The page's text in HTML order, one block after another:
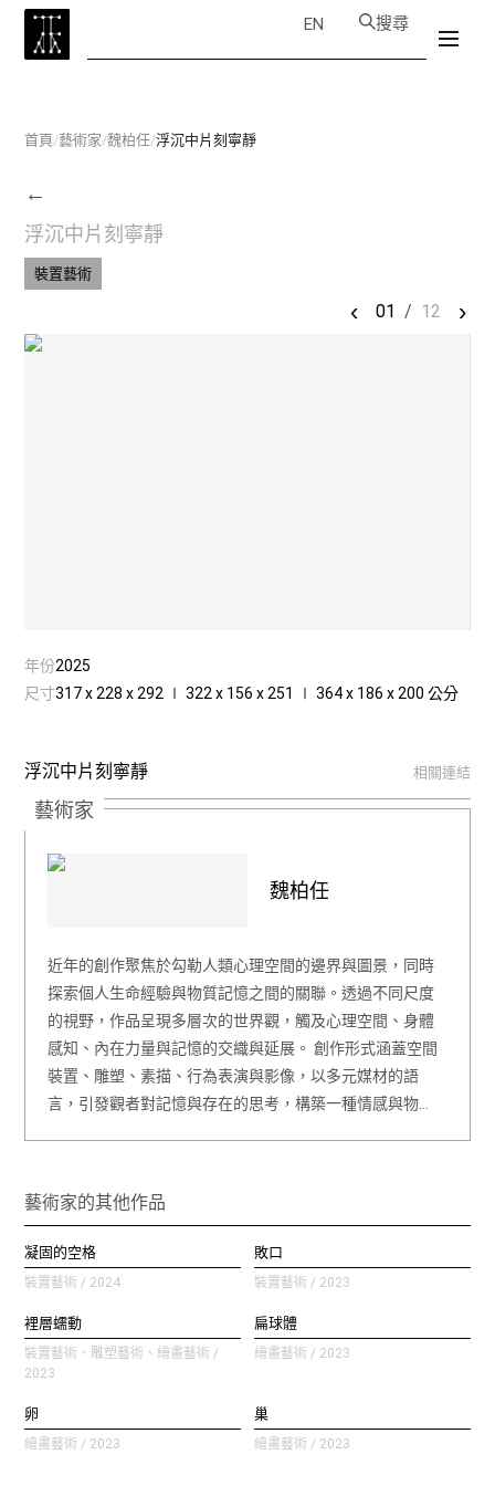
EN 搜尋
首頁/藝術家/魏柏任/浮沉中片刻寧靜
←
浮沉中片刻寧靜
裝置藝術
‹ 01 / 12 ›
年份2025
尺寸317 x 228 x 292 ∣ 322 x 156 x 251 ∣ 364 x 186 x 200 公分
浮沉中片刻寧靜 相關連結
藝術家
魏柏任
近年的創作聚焦於勾勒人類心理空間的邊界與圖景，同時
探索個人生命經驗與物質記憶之間的關聯。透過不同尺度
的視野，作品呈現多層次的世界觀，觸及心理空間、身體
感知、內在力量與記憶的交織與延展。 創作形式涵蓋空間
裝置、雕塑、素描、行為表演與影像，以多元媒材的語
言，引發觀者對記憶與存在的思考，構築一種情感與物…
藝術家的其他作品
凝固的空格
裝置藝術 / 2024
敗口
裝置藝術 / 2023
裡層蠕動
裝置藝術、雕塑藝術、繪畫藝術 /
2023
扁球體
繪畫藝術 / 2023
卵
繪畫藝術 / 2023
巢
繪畫藝術 / 2023